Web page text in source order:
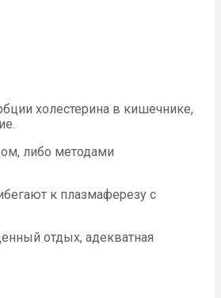
холестерина в кишечнике,
либо методами
к плазмаферезу с
отдых, адекватная